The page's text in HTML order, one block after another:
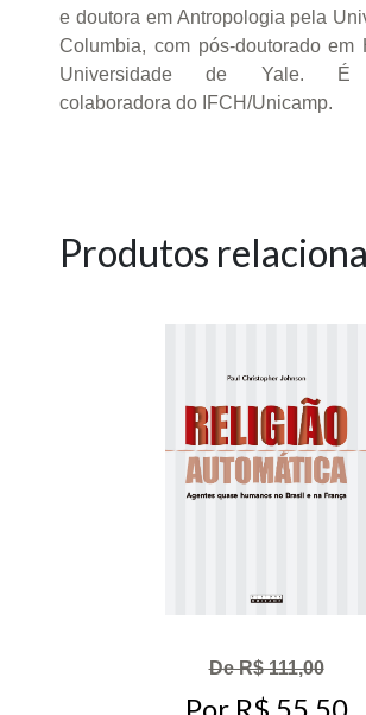
e doutora em Antropologia pela
Columbia, com pós-doutorado em
Universidade de Yale. É
colaboradora do IFCH/Unicamp.
Produtos
De R$ 111,00